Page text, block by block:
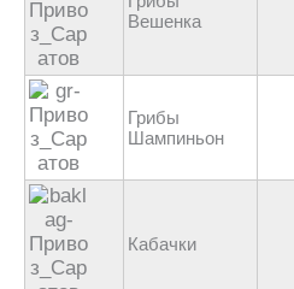
Вешенка
Грибы
Шампиньон
Кабачки